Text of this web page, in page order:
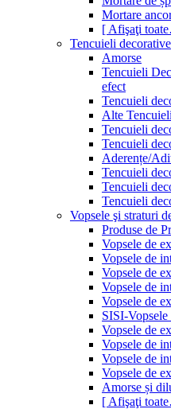
Mortare
[ Afişaţi
Tencuieli decorative
Amorse
Tencuieli
efect
Tencuieli
Alte
Tencuieli
Tencuieli
Aderențe/
Tencuieli
Tencuieli
Tencuieli
Vopsele şi straturi
Produse de
Vopsele de
Vopsele de
Vopsele de
Vopsele de
Vopsele de
SISI-
Vopsele de
Vopsele de
Vopsele de
Vopsele de
Amorse și
[ Afişaţi